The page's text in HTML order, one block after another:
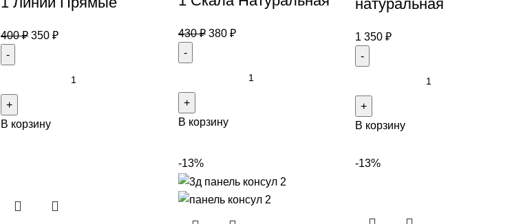
400₽ 350₽
В корзину
430₽ 380 ₽
В корзину
натуральная
1 350₽
В корзину
-13% -13%